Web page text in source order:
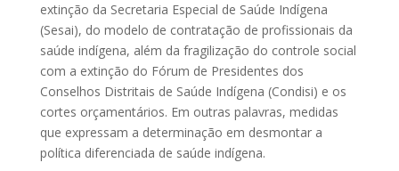
extinção da Secretaria Especial de Saúde Indígena
(Sesai), do modelo de contratação de profissionais da
saúde indígena, além da fragilização do controle social
com a extinção do Fórum de Presidentes dos
Conselhos Distritais de Saúde Indígena (Condisi) e os
cortes orçamentários. Em outras palavras, medidas
que expressam a determinação em desmontar a
política diferenciada de saúde indígena.